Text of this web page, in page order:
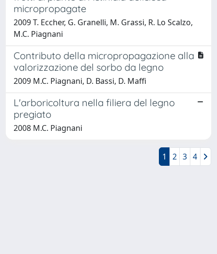
micropropagate
2009 T. Eccher, G. Granelli, M. Grassi, R. Lo Scalzo,
M.C. Piagnani
Contributo della micropropagazione alla
valorizzazione del sorbo da legno
2009 M.C. Piagnani, D. Bassi, D. Maffi
L'arboricoltura nella filiera del legno
pregiato
2008 M.C. Piagnani
1 2 3 4